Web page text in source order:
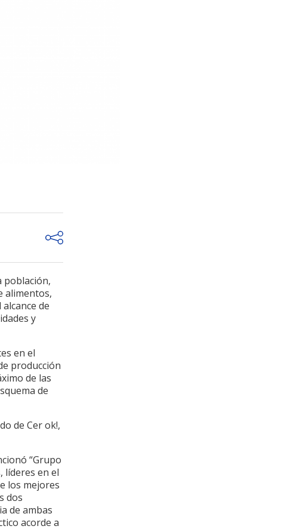
población,
alimentos,
de
y
en el
producción
de las
de
de Cer ok!,
“Grupo
líderes en el
los mejores
dos
de ambas
acorde a